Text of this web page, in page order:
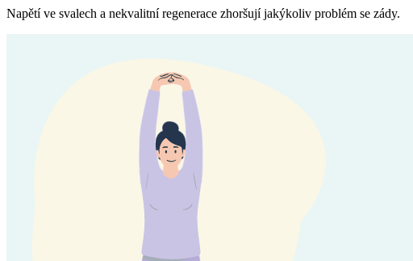
Napětí ve svalech a nekvalitní regenerace zhoršují jakýkoliv problém se zády.